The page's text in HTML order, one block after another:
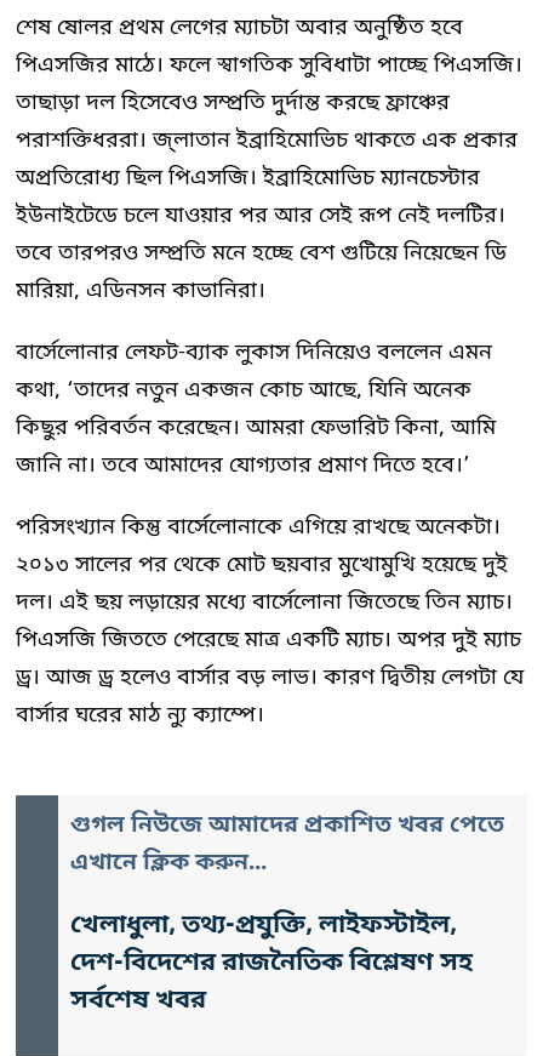
শেষ ষোলর প্রথম লেগের ম্যাচটা অবার অনুষ্ঠিত হবে
পিএসজির মাঠে। ফলে স্বাগতিক সুবিধাটা পাচ্ছে পিএসজি।
তাছাড়া দল হিসেবেও সম্প্রতি দুর্দান্ত করছে ফ্রাঞ্চের
পরাশক্তিধররা। জ্লাতান ইব্রাহিমোভিচ থাকতে এক প্রকার
অপ্রতিরোধ্য ছিল পিএসজি। ইব্রাহিমোভিচ ম্যানচেস্টার
ইউনাইটেডে চলে যাওয়ার পর আর সেই রূপ নেই দলটির।
তবে তারপরও সম্প্রতি মনে হচ্ছে বেশ গুটিয়ে নিয়েছেন ডি
মারিয়া, এডিনসন কাভানিরা।
বার্সেলোনার লেফট-ব্যাক লুকাস দিনিয়েও বললেন এমন
কথা, ‘তাদের নতুন একজন কোচ আছে, যিনি অনেক
কিছুর পরিবর্তন করেছেন। আমরা ফেভারিট কিনা, আমি
জানি না। তবে আমাদের যোগ্যতার প্রমাণ দিতে হবে।’
পরিসংখ্যান কিন্তু বার্সেলোনাকে এগিয়ে রাখছে অনেকটা।
২০১৩ সালের পর থেকে মোট ছয়বার মুখোমুখি হয়েছে দুই
দল। এই ছয় লড়ায়ের মধ্যে বার্সেলোনা জিতেছে তিন ম্যাচ।
পিএসজি জিততে পেরেছে মাত্র একটি ম্যাচ। অপর দুই ম্যাচ
ড্র। আজ ড্র হলেও বার্সার বড় লাভ। কারণ দ্বিতীয় লেগটা যে
বার্সার ঘরের মাঠ ন্যু ক্যাম্পে।
গুগল নিউজে আমাদের প্রকাশিত খবর পেতে
এখানে ক্লিক করুন...
খেলাধুলা, তথ্য-প্রযুক্তি, লাইফস্টাইল,
দেশ-বিদেশের রাজনৈতিক বিশ্লেষণ সহ
সর্বশেষ খবর